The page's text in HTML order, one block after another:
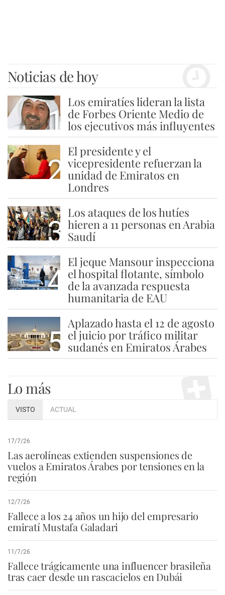
Noticias de hoy
1
Los emiratíes lideran la lista
de Forbes Oriente Medio de
los ejecutivos más influyentes
2
El presidente y el
vicepresidente refuerzan la
unidad de Emiratos en
Londres
3
Los ataques de los hutíes
hieren a 11 personas en Arabia
Saudí
4
El jeque Mansour inspecciona
el hospital flotante, símbolo
de la avanzada respuesta
humanitaria de EAU
5
Aplazado hasta el 12 de agosto
el juicio por tráfico militar
sudanés en Emiratos Árabes
Lo más
VISTO ACTUAL
17/7/26
Las aerolíneas extienden suspensiones de
vuelos a Emiratos Árabes por tensiones en la
región
12/7/26
Fallece a los 24 años un hijo del empresario
emiratí Mustafa Galadari
11/7/26
Fallece trágicamente una influencer brasileña
tras caer desde un rascacielos en Dubái